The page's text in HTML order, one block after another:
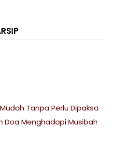
Tanpa Perlu Dipaksa
Doa Menghadapi Musibah